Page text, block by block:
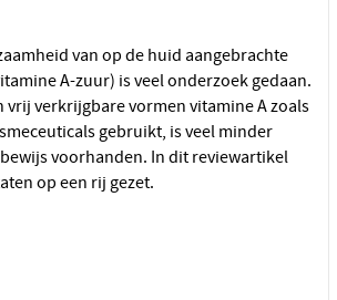
van op de huid aangebrachte
A-zuur) is veel onderzoek gedaan.
vrij verkrijgbare vormen vitamine A zoals
gebruikt, is veel minder
voorhanden. In dit reviewartikel
op een rij gezet.